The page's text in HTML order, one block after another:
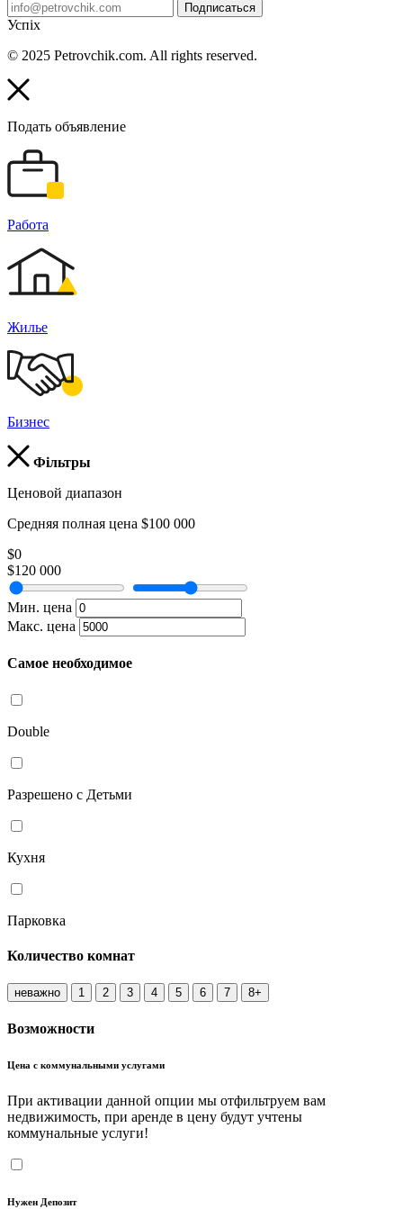
Подписаться
Успіх
© 2025 Petrovchik.com. All rights reserved.
Подать объявление
Работа
Жилье
Бизнес
Фільтры
Ценовой диапазон
Средняя полная цена $100 000
$0
$120 000
Мин. цена
Макс. цена
Самое необходимое
Double
Разрешено с Детьми
Кухня
Парковка
Количество комнат
неважно 1 2 3 4 5 6 7 8+
Возможности
Цена с коммунальными услугами
При активации данной опции мы отфильтруем вам
недвижимость, при аренде в цену будут учтены
коммунальные услуги!
Нужен Депозит